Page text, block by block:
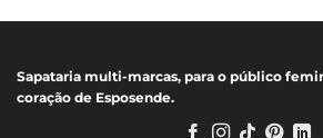
Sapataria multi-marcas, para o público
coração de Esposende.